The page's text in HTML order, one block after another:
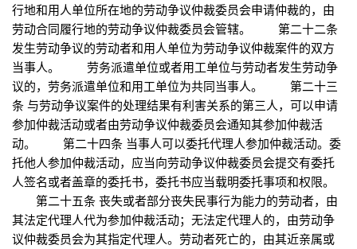
行地和用人单位所在地的劳动争议仲裁委员会申请仲裁的，由
劳动合同履行地的劳动争议仲裁委员会管辖。 第二十二条
发生劳动争议的劳动者和用人单位为劳动争议仲裁案件的双方
当事人。 劳务派遣单位或者用工单位与劳动者发生劳动争
议的，劳务派遣单位和用工单位为共同当事人。 第二十三
条 与劳动争议案件的处理结果有利害关系的第三人，可以申请
参加仲裁活动或者由劳动争议仲裁委员会通知其参加仲裁活
动。 第二十四条 当事人可以委托代理人参加仲裁活动。委
托他人参加仲裁活动，应当向劳动争议仲裁委员会提交有委托
人签名或者盖章的委托书，委托书应当载明委托事项和权限。
第二十五条 丧失或者部分丧失民事行为能力的劳动者，由
其法定代理人代为参加仲裁活动；无法定代理人的，由劳动争
议仲裁委员会为其指定代理人。劳动者死亡的，由其近亲属或